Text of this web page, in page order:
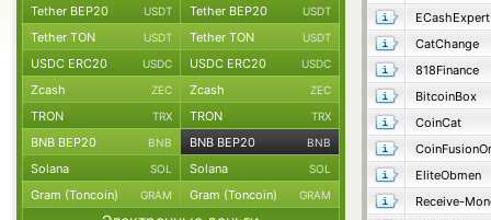
ECashExpert
CatChange
818Finance
BitcoinBox
CoinCat
EliteObmen
Receive-
Tether BEP20 USDT Tether BEP20 USDT
Tether TON USDT Tether TON USDT
USDC ERC20 USDC USDC ERC20 USDC
Zcash ZEC Zcash ZEC
TRON TRX TRON TRX
BNB BEP20 BNB BNB BEP20 BNB
Solana SOL Solana SOL
Gram (Toncoin) GRAM Gram (Toncoin) GRAM